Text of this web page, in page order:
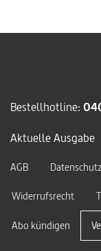
Bestellhotline:
Aktuelle Ausgabe
AGB Datenschutz
Widerrufsrecht
Abo kündigen